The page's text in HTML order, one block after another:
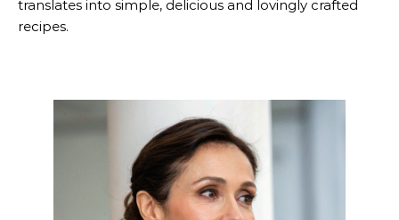
translates into simple, delicious and lovingly crafted
recipes.